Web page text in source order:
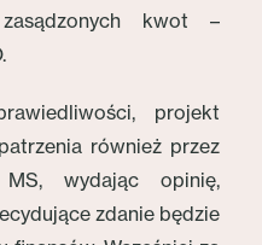
kwot –
projekt
również przez
MS, wydając opinię,
zdanie będzie